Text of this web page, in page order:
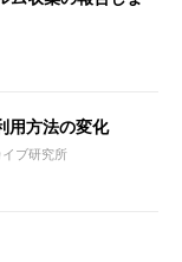
用方法の変化
ブ研究所